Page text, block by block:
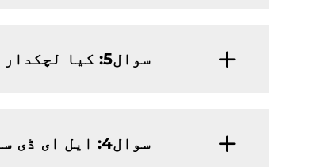
سوال5: کیا لچکدار لیڈ سٹرپ لائٹ پر میرا لوگو پرنٹ کرنا ٹھیک ہے؟
سوال4: ایل ای ڈی سٹرپ کے لیے لیومے کا لیڈ ٹائم کیا ہے؟